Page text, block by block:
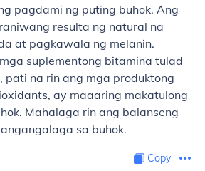
pagdami ng puting buhok. Ang
resulta ng natural na
at pagkawala ng melanin.
suplementong bitamina tulad
pati na rin ang mga produktong
ay maaaring makatulong
Mahalaga rin ang balanseng
sa buhok.
Copy